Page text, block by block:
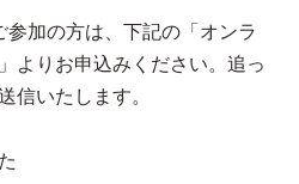
加の方は、下記の「オンラ
よりお申込みください。追っ
信いたします。